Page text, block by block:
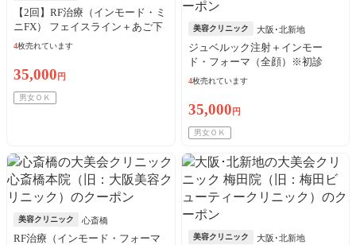
【2回】RF治療（インモード・ミ
ニFX） フェイスライン＋あご下
※初診料込
4枚売れています
35,000 円
男女ＯＫ
美容クリニック 大阪･北新地
ジュベルック注射＋インモー
ド・フォーマ（全顔）※初診
料、麻酔込
4枚売れています
35,000 円
男女ＯＫ
美容クリニック 心斎橋
RF治療（インモード・フォーマ
美容クリニック 大阪･北新地